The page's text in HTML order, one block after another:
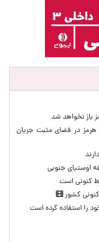
باز نخواهد شد
هرمز در فضای مثبت جریان
اوستیای جنوبی
کنونی است
کشور